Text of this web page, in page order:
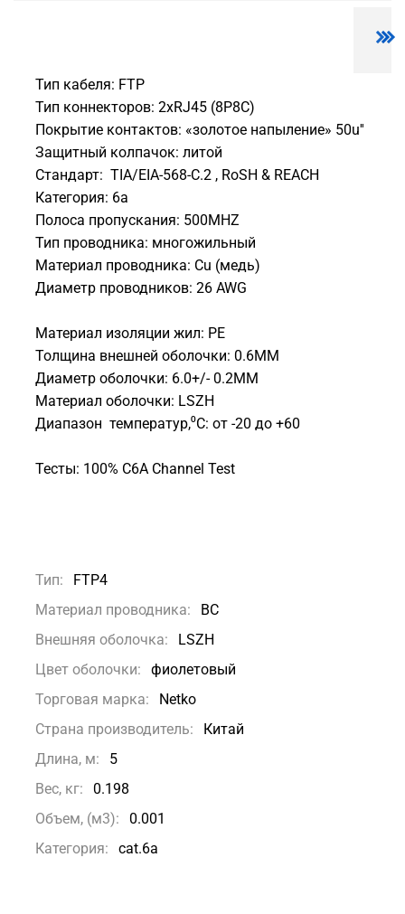
Тип кабеля: FTP
Тип коннекторов: 2xRJ45 (8P8C)
Покрытие контактов: «золотое напыление» 50u''
Защитный колпачок: литой
Стандарт: TIA/EIA-568-C.2 , RoSH & REACH
Категория: 6а
Полоса пропускания: 500MHZ
Тип проводника: многожильный
Материал проводника: Сu (медь)
Диаметр проводников: 26 AWG
Материал изоляции жил: PE
Толщина внешней оболочки: 0.6MM
Диаметр оболочки: 6.0+/- 0.2MM
Материал оболочки: LSZH
Диапазон температур,⁰C: от -20 до +60
Тесты: 100% C6A Channel Test
Тип:
FTP4
Материал проводника:
BC
Внешняя оболочка:
LSZH
Цвет оболочки:
фиолетовый
Торговая марка:
Netko
Страна производитель:
Китай
Длина, м:
5
Вес, кг:
0.198
Объем, (м3):
0.001
Категория:
cat.6а